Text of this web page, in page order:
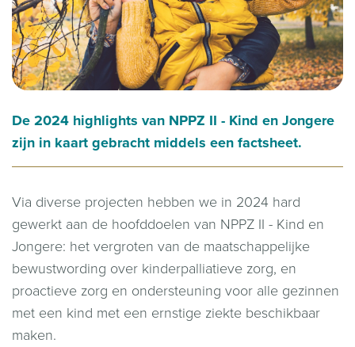
De 2024 highlights van NPPZ II - Kind en Jongere
zijn in kaart gebracht middels een factsheet.
Via diverse projecten hebben we in 2024 hard
gewerkt aan de hoofddoelen van NPPZ II - Kind en
Jongere: het vergroten van de maatschappelijke
bewustwording over kinderpalliatieve zorg, en
proactieve zorg en ondersteuning voor alle gezinnen
met een kind met een ernstige ziekte beschikbaar
maken.